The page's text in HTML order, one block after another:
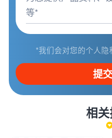
*我们会对您的个人
提
相